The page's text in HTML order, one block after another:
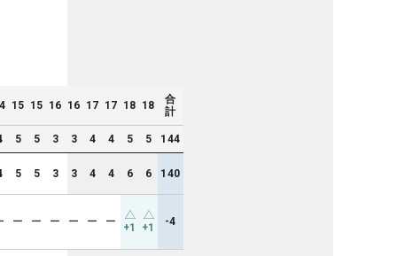
15 15 16 16 17 17 18 18
合
計
5 5 3 3 4 4 5 5 144
5 5 3 3 4 4 6 6 140
ー ー ー ー ー ー +1 +1 -4